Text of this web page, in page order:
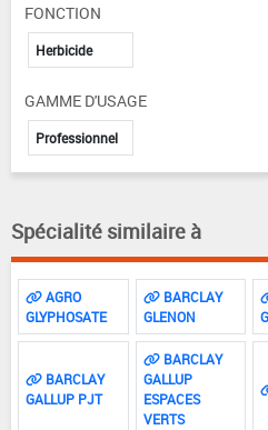
FONCTION
Herbicide
GAMME D'USAGE
Professionnel
Spécialité similaire à
AGRO
GLYPHOSATE
BARCLAY
GLENON
BARCLAY
GALLUP PJT
BARCLAY
GALLUP
ESPACES
VERTS